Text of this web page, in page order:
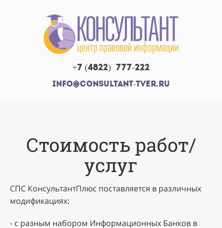
+7 (4822) 777-222
info@consultant-tver.ru
Стоимость работ/
услуг
СПС КонсультантПлюс поставляется в различных
модификациях:
- с разным набором Информационных Банков в